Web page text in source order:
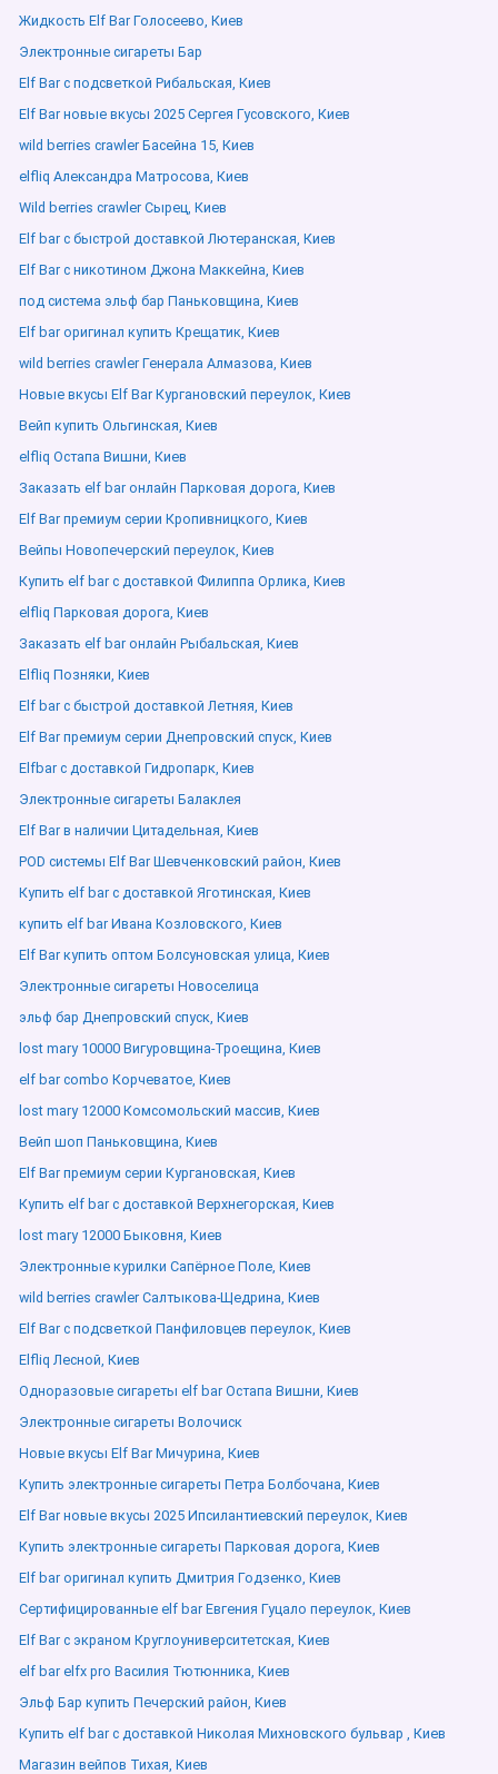
Жидкость Elf Bar Голосеево, Киев
Электронные сигареты Бар
Elf Bar с подсветкой Рибальская, Киев
Elf Bar новые вкусы 2025 Сергея Гусовского, Киев
wild berries crawler Басейна 15, Киев
elfliq Александра Матросова, Киев
Wild berries crawler Сырец, Киев
Elf bar с быстрой доставкой Лютеранская, Киев
Elf Bar с никотином Джона Маккейна, Киев
под система эльф бар Паньковщина, Киев
Elf bar оригинал купить Крещатик, Киев
wild berries crawler Генерала Алмазова, Киев
Новые вкусы Elf Bar Кургановский переулок, Киев
Вейп купить Ольгинская, Киев
elfliq Остапа Вишни, Киев
Заказать elf bar онлайн Парковая дорога, Киев
Elf Bar премиум серии Кропивницкого, Киев
Вейпы Новопечерский переулок, Киев
Купить elf bar с доставкой Филиппа Орлика, Киев
elfliq Парковая дорога, Киев
Заказать elf bar онлайн Рыбальская, Киев
Elfliq Позняки, Киев
Elf bar с быстрой доставкой Летняя, Киев
Elf Bar премиум серии Днепровский спуск, Киев
Elfbar с доставкой Гидропарк, Киев
Электронные сигареты Балаклея
Elf Bar в наличии Цитадельная, Киев
POD системы Elf Bar Шевченковский район, Киев
Купить elf bar с доставкой Яготинская, Киев
купить elf bar Ивана Козловского, Киев
Elf Bar купить оптом Болсуновская улица, Киев
Электронные сигареты Новоселица
эльф бар Днепровский спуск, Киев
lost mary 10000 Вигуровщина-Троещина, Киев
elf bar combo Корчеватое, Киев
lost mary 12000 Комсомольский массив, Киев
Вейп шоп Паньковщина, Киев
Elf Bar премиум серии Кургановская, Киев
Купить elf bar с доставкой Верхнегорская, Киев
lost mary 12000 Быковня, Киев
Электронные курилки Сапёрное Поле, Киев
wild berries crawler Салтыкова-Щедрина, Киев
Elf Bar с подсветкой Панфиловцев переулок, Киев
Elfliq Лесной, Киев
Одноразовые сигареты elf bar Остапа Вишни, Киев
Электронные сигареты Волочиск
Новые вкусы Elf Bar Мичурина, Киев
Купить электронные сигареты Петра Болбочана, Киев
Elf Bar новые вкусы 2025 Ипсилантиевский переулок, Киев
Купить электронные сигареты Парковая дорога, Киев
Elf bar оригинал купить Дмитрия Годзенко, Киев
Сертифицированные elf bar Евгения Гуцало переулок, Киев
Elf Bar с экраном Круглоуниверситетская, Киев
elf bar elfx pro Василия Тютюнника, Киев
Эльф Бар купить Печерский район, Киев
Купить elf bar с доставкой Николая Михновского бульвар , Киев
Магазин вейпов Тихая, Киев